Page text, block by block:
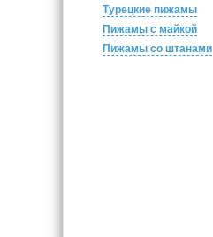
Турецкие пижамы
Пижамы с майкой
Пижамы со штанами